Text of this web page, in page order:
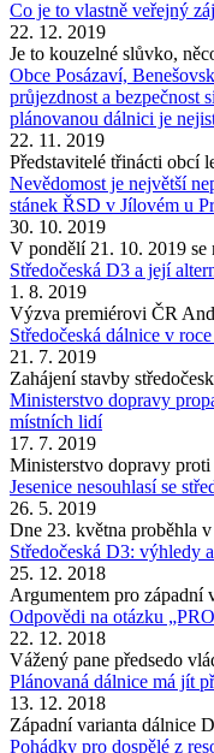
Co je to vlastně veřejný
22. 12. 2019
Je to kouzelné slůvko,
Obce Posázaví,
průjezdnost a bezpečnost
plánovanou dálnici je
22. 11. 2019
Představitelé třinácti obcí
Nevědomost je největší
stánek ŘSD v Jílovém u
30. 10. 2019
V pondělí 21. 10. 2019
Středočeská D3 a její
1. 8. 2019
Výzva premiérovi ČR
Středočeská dálnice v
21. 7. 2019
Zahájení stavby
Ministerstvo dopravy
místních lidí
17. 7. 2019
Ministerstvo dopravy
Jesenice nesouhlasí se
26. 5. 2019
Dne 23. května proběhla
Středočeská D3: výhledy
25. 12. 2018
Argumentem pro
Odpovědi na otázku
22. 12. 2018
Vážený pane předsedo
Plánovaná dálnice má jít
13. 12. 2018
Západní varianta dálnice
Pohádky pro dospělé z